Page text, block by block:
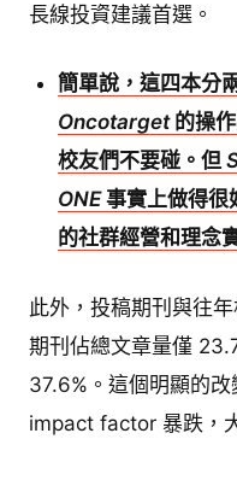
長線投資建議首選。
簡單說，這四本分
Oncotarget的操作
校友們不要碰。但
ONE事實上做得很
的社群經營和理念
此外，投稿期刊與往
期刊佔總文章量僅
37.6%。這個明顯的
impact factor 暴跌，